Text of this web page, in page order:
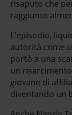
risaputo che
raggiunto
L’episodio,
autorità come
portò a una
un
giovane di
diventando un